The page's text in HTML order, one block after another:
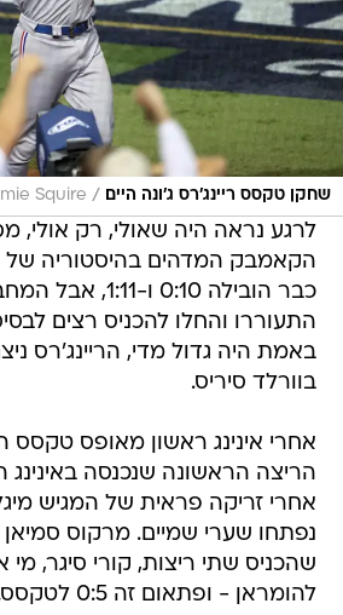
שחקן טקסס ריינג'רס ג'ונה היים /
Squire
לרגע נראה היה שאולי, רק אולי,
הקאמבק המדהים בהיסטוריה של
כבר הובילה 0:10 ו-
התעוררו והחלו להכניס רצים
בוורלד סיריס.
אחרי אינינג ראשון מאופס טקסס
הריצה הראשונה שנכנסה באינינג
אחרי זריקה פראית של המגיש
נפתחו שערי שמיים. מרקוס
שהכניס שתי ריצות, קורי סיגר,
להומראן - ופתאום זה 0:5 לטקסס.